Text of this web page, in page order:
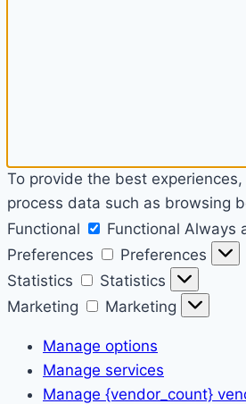
To provide the best
process data such as browsing
Functional
Functional Always
Preferences
Preferences
Statistics
Statistics
Marketing
Marketing
Manage options
Manage services
Manage {vendor_count}